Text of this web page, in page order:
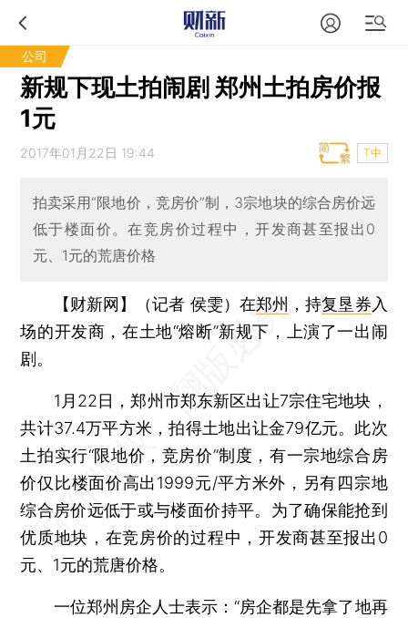
公司
新规下现土拍闹剧 郑州土拍房价报
1元
2017年01月22日 19:44 T中
拍卖采用“限地价，竞房价”制，3宗地块的综合房价远
低于楼面价。在竞房价过程中，开发商甚至报出0
元、1元的荒唐价格
【财新网】（记者 侯雯） 在郑州 ，持复垦券 入
场的开发商，在土地“熔断”新规下，上演了一出闹
剧。
1月22日，郑州市郑东新区出让7宗住宅地块，
共计37.4万平方米，拍得土地出让金79亿元。此次
土拍实行“限地价，竞房价”制度，有一宗地综合房
价仅比楼面价高出1999元/平方米外，另有四宗地
综合房价远低于或与楼面价持平。为了确保能抢到
优质地块，在竞房价的过程中，开发商甚至报出0
元、1元的荒唐价格。
一位郑州房企人士表示：“房企都是先拿了地再